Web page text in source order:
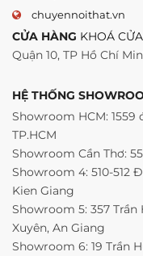
chuyennoithat.vn
CỬA HÀNG KHOÁ
Quận 10, TP Hồ Chí
HỆ THỐNG
Showroom HCM: 1559
TP.HCM
Showroom Cần Thơ:
Showroom 4: 510-512
Kien Giang
Showroom 5: 357
Xuyên, An Giang
Showroom 6: 19 Trần